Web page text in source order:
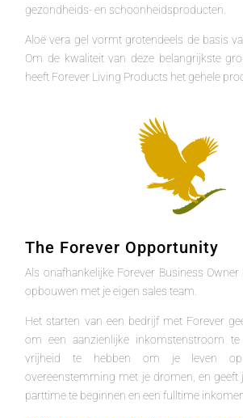
gezondheids- en schoonheidsproducten.
Aloë vera gel vormt grotendeels de basis
Om de kwaliteit van deze belangrijkste
heeft Forever Living Products het gehele
The Forever Opportunity
Als onafhankelijke Forever Business
opbouwen met je eigen sales team.
Het starten van een bedrijf met Forever
om een aanzienlijke inkomstenstroom
vrijheid te hebben om je leven
overeenstemming met je dromen, en geeft
parttime te beginnen en een fulltime